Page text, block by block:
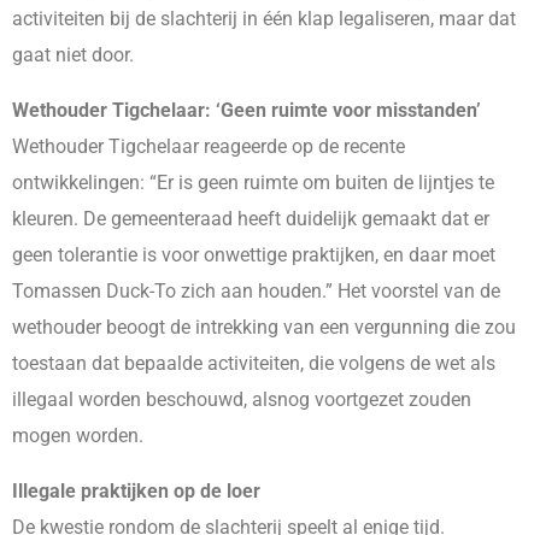
activiteiten bij de slachterij in één klap legaliseren, maar dat
gaat niet door.
Wethouder Tigchelaar: ‘Geen ruimte voor misstanden’
Wethouder Tigchelaar reageerde op de recente
ontwikkelingen: “Er is geen ruimte om buiten de lijntjes te
kleuren. De gemeenteraad heeft duidelijk gemaakt dat er
geen tolerantie is voor onwettige praktijken, en daar moet
Tomassen Duck-To zich aan houden.” Het voorstel van de
wethouder beoogt de intrekking van een vergunning die zou
toestaan dat bepaalde activiteiten, die volgens de wet als
illegaal worden beschouwd, alsnog voortgezet zouden
mogen worden.
Illegale praktijken op de loer
De kwestie rondom de slachterij speelt al enige tijd.